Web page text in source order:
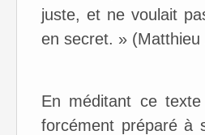
juste, et ne voulait
en secret. » (Matthieu
​En méditant ce
forcément préparé à